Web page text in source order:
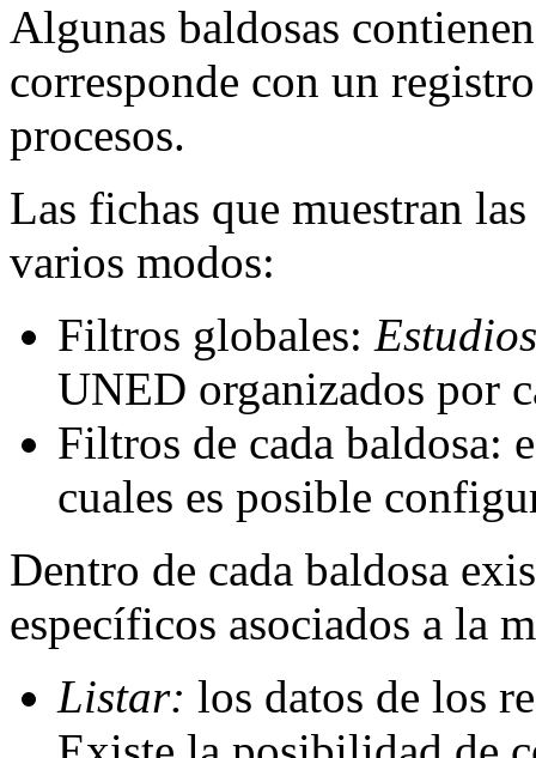
Algunas baldosas
corresponde con un
procesos.
Las fichas que muestran
varios modos:
Filtros globales:
UNED organizados por
Filtros de cada baldosa:
cuales es posible
Dentro de cada baldosa
específicos asociados a la
Listar: los datos de los